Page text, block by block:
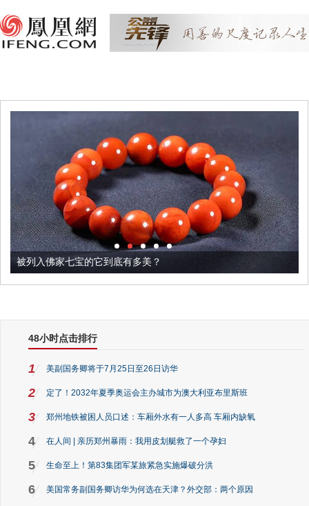
被列入佛家七宝的它到底有多美？
48小时点击排行
1 美副国务卿将于7月25日至26日访华
2 定了！2032年夏季奥运会主办城市为澳大利亚布里斯班
3 郑州地铁被困人员口述：车厢外水有一人多高 车厢内缺氧
4 在人间 | 亲历郑州暴雨：我用皮划艇救了一个孕妇
5 生命至上！第83集团军某旅紧急实施爆破分洪
6 美国常务副国务卿访华为何选在天津？外交部：两个原因